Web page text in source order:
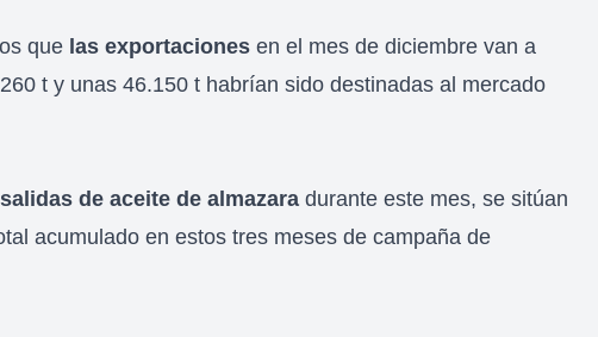
que las exportaciones en el mes de diciembre van a
t y unas 46.150 t habrían sido destinadas al mercado
salidas de aceite de almazara durante este mes, se sitúan
acumulado en estos tres meses de campaña de